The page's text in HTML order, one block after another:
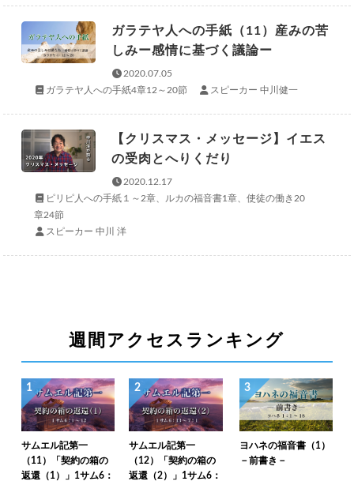
ガラテヤ人への手紙（11）産みの苦
しみー感情に基づく議論ー
2020.07.05
ガラテヤ人への手紙4章12～20節
スピーカー 中川健一
【クリスマス・メッセージ】イエス
の受肉とへりくだり
2020.12.17
ピリピ人への手紙１～2章、ルカの福音書1章、使徒の働き20
章24節
スピーカー 中川 洋
週間アクセスランキング
1
サムエル記第一
（11）「契約の箱の
返還（1）」1サム6：
2
サムエル記第一
（12）「契約の箱の
返還（2）」1サム6：
3
ヨハネの福音書（1）
－前書き－